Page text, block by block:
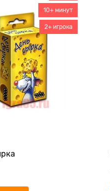
10+ минут
2+ игрока